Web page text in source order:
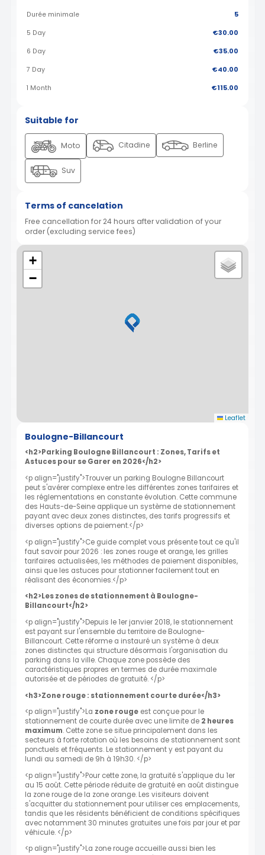
Durée minimale 5
5 Day €30.00
6 Day €35.00
7 Day €40.00
1 Month €115.00
Suitable for
Moto Citadine Berline
Suv
Terms of cancelation
Free cancellation for 24 hours after validation of your
order (excluding service fees)
+
−
Leaflet
Boulogne-Billancourt
<h2>Parking Boulogne Billancourt : Zones, Tarifs et
Astuces pour se Garer en 2026</h2>
<p align="justify">Trouver un parking Boulogne Billancourt
peut s'avérer complexe entre les différentes zones tarifaires et
les réglementations en constante évolution. Cette commune
des Hauts-de-Seine applique un système de stationnement
payant avec deux zones distinctes, des tarifs progressifs et
diverses options de paiement.</p>
<p align="justify">Ce guide complet vous présente tout ce qu'il
faut savoir pour 2026 : les zones rouge et orange, les grilles
tarifaires actualisées, les méthodes de paiement disponibles,
ainsi que les astuces pour stationner facilement tout en
réalisant des économies.</p>
<h2>Les zones de stationnement à Boulogne-
Billancourt</h2>
<p align="justify">Depuis le 1er janvier 2018, le stationnement
est payant sur l'ensemble du territoire de Boulogne-
Billancourt. Cette réforme a instauré un système à deux
zones distinctes qui structure désormais l'organisation du
parking dans la ville. Chaque zone possède des
caractéristiques propres en termes de durée maximale
autorisée et de périodes de gratuité. </p>
<h3>Zone rouge : stationnement courte durée</h3>
<p align="justify">La zone rouge est conçue pour le
stationnement de courte durée avec une limite de 2 heures
maximum. Cette zone se situe principalement dans les
secteurs à forte rotation où les besoins de stationnement sont
ponctuels et fréquents. Le stationnement y est payant du
lundi au samedi de 9h à 19h30. </p>
<p align="justify">Pour cette zone, la gratuité s'applique du 1er
au 15 août. Cette période réduite de gratuité en août distingue
la zone rouge de la zone orange. Les visiteurs doivent
s'acquitter du stationnement pour utiliser ces emplacements,
tandis que les résidents bénéficient de conditions spécifiques
avec notamment 30 minutes gratuites une fois par jour et par
véhicule. </p>
<p align="justify">La zone rouge accueille aussi bien les